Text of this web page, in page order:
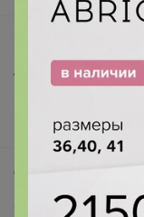
Анонсы
Поддержка альпак
Самое выгодное
Хиты продаж